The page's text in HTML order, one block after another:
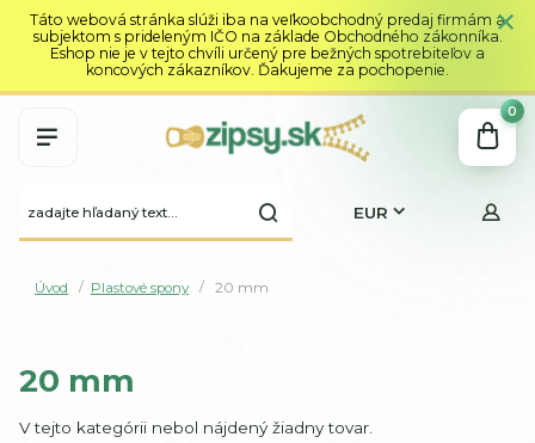
Táto webová stránka slúži iba na veľkoobchodný predaj firmám a
subjektom s prideleným IČO na základe Obchodného zákonníka.
Eshop nie je v tejto chvíli určený pre bežných spotrebiteľov a
koncových zákazníkov. Ďakujeme za pochopenie.
EUR
0
Úvod Plastové spony 20 mm
20 mm
V tejto kategórii nebol nájdený žiadny tovar.